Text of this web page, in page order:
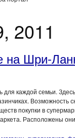
2011
на Шри-
каждой семьи.
Возможность
покупки в
Расположены